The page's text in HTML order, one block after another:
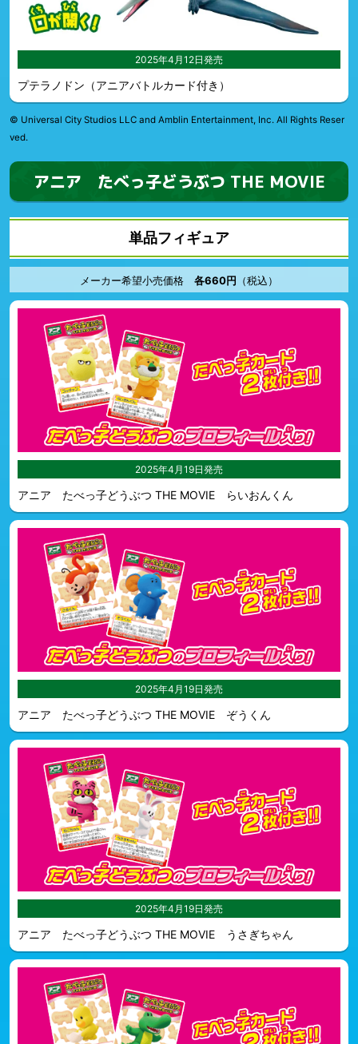
2025年4月12日発売
プテラノドン（アニアバトルカード付き）
© Universal City Studios LLC and Amblin Entertainment, Inc. All Rights Reser
ved.
アニア たべっ子どうぶつ THE MOVIE
単品フィギュア
メーカー希望小売価格 各660円 （税込）
2025年4月19日発売
アニア たべっ子どうぶつ THE MOVIE らいおんくん
2025年4月19日発売
アニア たべっ子どうぶつ THE MOVIE ぞうくん
2025年4月19日発売
アニア たべっ子どうぶつ THE MOVIE うさぎちゃん